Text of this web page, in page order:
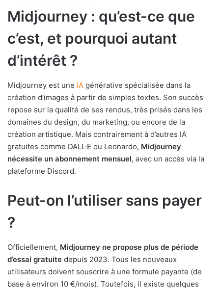
Midjourney : qu’est-ce que
c’est, et pourquoi autant
d’intérêt ?
Midjourney est une IA générative spécialisée dans la
création d’images à partir de simples textes. Son succès
repose sur la qualité de ses rendus, très prisés dans les
domaines du design, du marketing, ou encore de la
création artistique. Mais contrairement à d’autres IA
gratuites comme DALL·E ou Leonardo, Midjourney
nécessite un abonnement mensuel, avec un accès via la
plateforme Discord.
Peut-on l’utiliser sans payer
?
Officiellement, Midjourney ne propose plus de période
d’essai gratuite depuis 2023. Tous les nouveaux
utilisateurs doivent souscrire à une formule payante (de
base à environ 10 €/mois). Toutefois, il existe quelques